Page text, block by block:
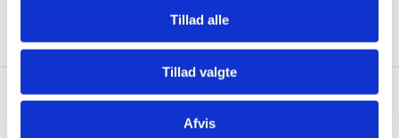
Tillad alle
Tillad valgte
Afvis